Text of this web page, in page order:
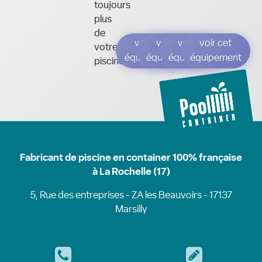
toujours
plus
de
votre
piscine.
voir cet
équipement
voir cet
équipement
voir cet
équipement
voir cet
équipement
Fabricant de piscine en container 100% française
à La Rochelle (17)
5, Rue des entreprises - ZA les Beauvoirs - 17137
Marsilly